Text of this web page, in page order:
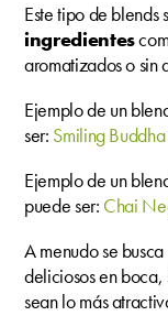
Este tipo de blends
ingredientes
aromatizados o sin
Ejemplo de un
ser: Smiling
Ejemplo de un
puede ser: Chai
A menudo se
deliciosos en boca,
sean lo más